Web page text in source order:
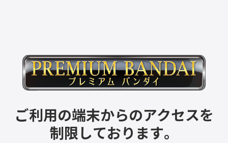
ご利用の端末からのアクセスを
制限しております。